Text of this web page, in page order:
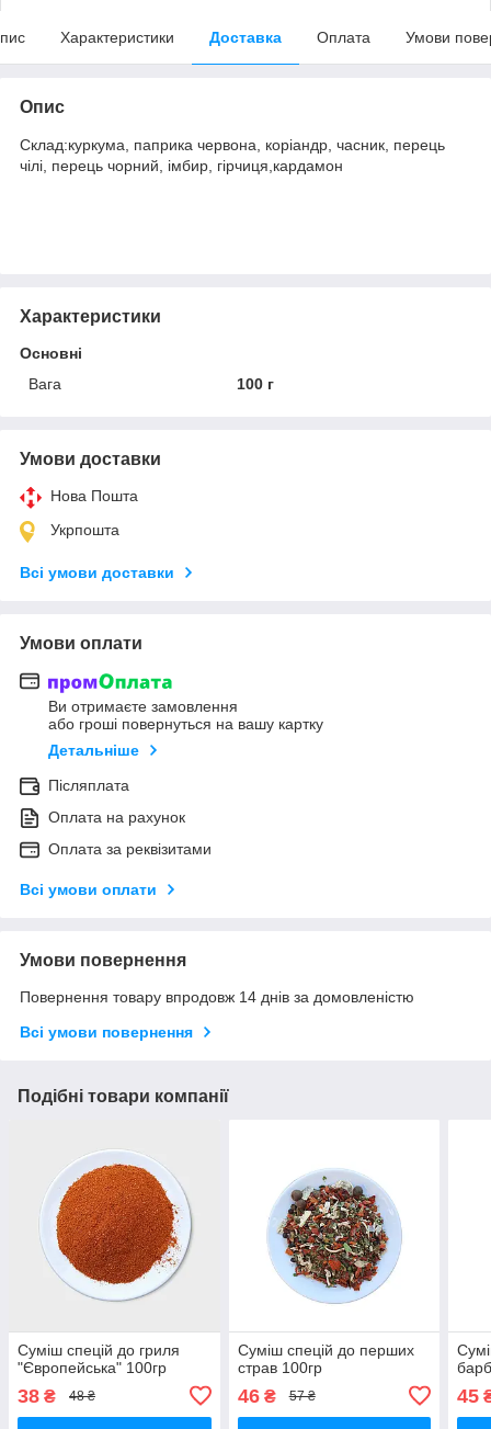
Характеристики Доставка Оплата Умови
Опис
Склад:куркума, паприка червона, коріандр, часник, перець
чілі, перець чорний, імбир, гірчиця,кардамон
Характеристики
Основні
Вага
100 г
Умови доставки
Нова Пошта
Укрпошта
Всі умови доставки
Умови оплати
Ви отримаєте замовлення
або гроші повернуться на вашу картку
Детальніше
Післяплата
Оплата на рахунок
Оплата за реквізитами
Всі умови оплати
Умови повернення
Повернення товару впродовж 14 днів за домовленістю
Всі умови повернення
Подібні товари компанії
Суміш спецій до гриля
"Європейська" 100гр
38 ₴ 48 ₴
Суміш спецій до перших
страв 100гр
46₴ 57 ₴ 45